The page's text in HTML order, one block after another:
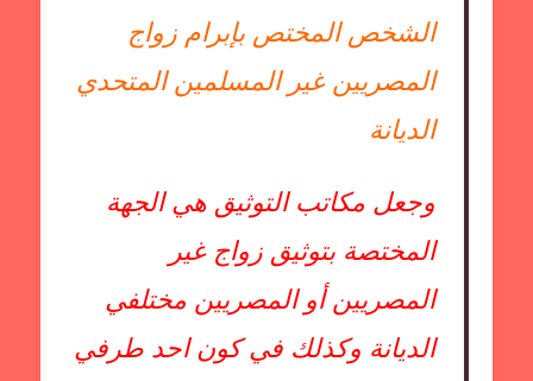
الشخص المختص بإبرام زواج
المصريين غير المسلمين المتحدي
الديانة
وجعل مكاتب التوثيق هي الجهة
المختصة بتوثيق زواج غير
المصريين أو المصريين مختلفي
الديانة وكذلك في كون احد طرفي